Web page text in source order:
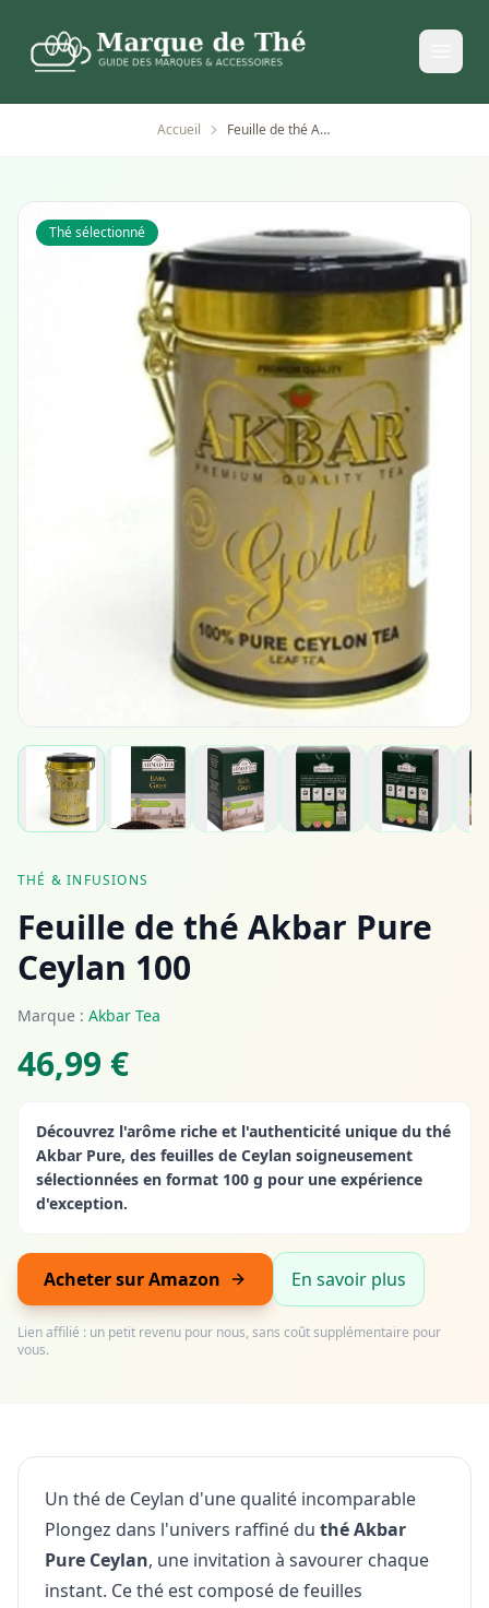
Accueil Feuille de thé Akbar Pure Ceylan 100
Thé sélectionné
THÉ & INFUSIONS
Feuille de thé Akbar Pure
Ceylan 100
Marque : Akbar Tea
46,99 €
Découvrez l'arôme riche et l'authenticité unique du thé
Akbar Pure, des feuilles de Ceylan soigneusement
sélectionnées en format 100 g pour une expérience
d'exception.
Acheter sur Amazon En savoir plus
Lien affilié : un petit revenu pour nous, sans coût supplémentaire pour
vous.
Un thé de Ceylan d'une qualité incomparable
Plongez dans l'univers raffiné du thé Akbar
Pure Ceylan, une invitation à savourer chaque
instant. Ce thé est composé de feuilles